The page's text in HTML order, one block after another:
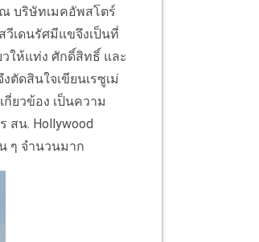
บริษัทเมคอัพสโตร์
เดนรัศมีแขจึงเป็นที่
วให้แท่ง ศักดิ์สิทธิ์ และ
ดสินใจเขียนเรซูเม่
ยวข้อง เป็นความ
สน. Hollywood
ๆ จำนวนมาก